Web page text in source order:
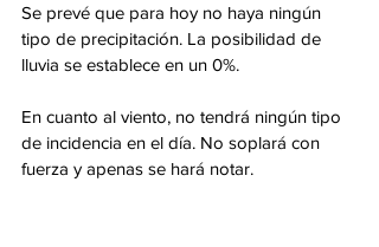
Se prevé que para hoy no haya ningún
tipo de precipitación. La posibilidad de
lluvia se establece en un 0%.
En cuanto al viento, no tendrá ningún tipo
de incidencia en el día. No soplará con
fuerza y apenas se hará notar.